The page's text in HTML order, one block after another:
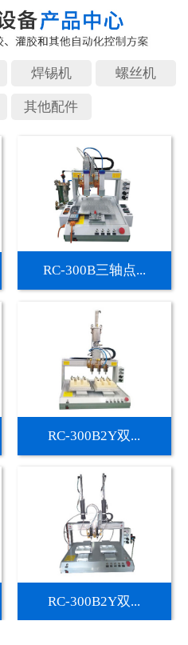
焊锡机 螺丝机
其他配件
RC-300B三轴点...
RC-300B2Y双...
RC-300B2Y双...